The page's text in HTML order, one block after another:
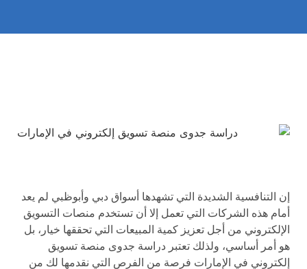
إن التنافسية الشديدة التي تشهدها أسواق دبي وأبوظبي لم يعد
أمام هذه الشركات التي تعمل إلا أن تستخدم منصات التسويق
الإلكتروني من أجل تعزيز كمية المبيعات التي تحققها خيار، بل
هو أمر أساسي، ولذلك تعتبر دراسة جدوى منصة تسويق
إلكتروني في الإمارات فرصة من الفرص التي نقدمها لك من